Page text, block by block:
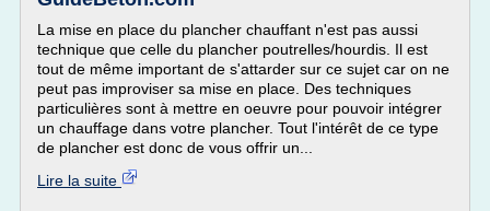
La mise en place du plancher chauffant n'est pas aussi
technique que celle du plancher poutrelles/hourdis. Il est
tout de même important de s'attarder sur ce sujet car on ne
peut pas improviser sa mise en place. Des techniques
particulières sont à mettre en oeuvre pour pouvoir intégrer
un chauffage dans votre plancher. Tout l'intérêt de ce type
de plancher est donc de vous offrir un...
Lire la suite